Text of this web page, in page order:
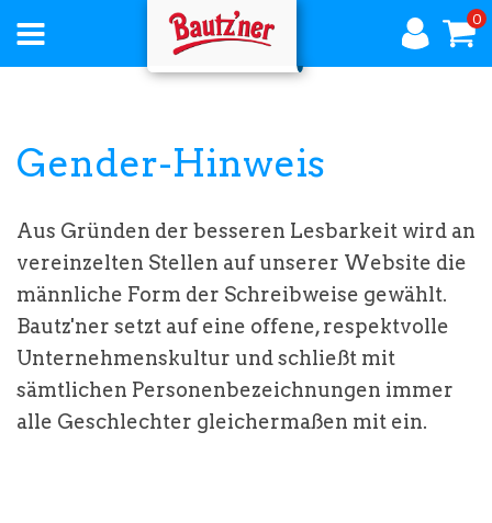
ÜBER
BAUTZNER
PRODUKTE
0
Gender-Hinweis
Aus Gründen der besseren Lesbarkeit wird an
vereinzelten Stellen auf unserer Website die
männliche Form der Schreibweise gewählt.
Bautz'ner setzt auf eine offene, respektvolle
Unternehmenskultur und schließt mit
sämtlichen Personenbezeichnungen immer
alle Geschlechter gleichermaßen mit ein.